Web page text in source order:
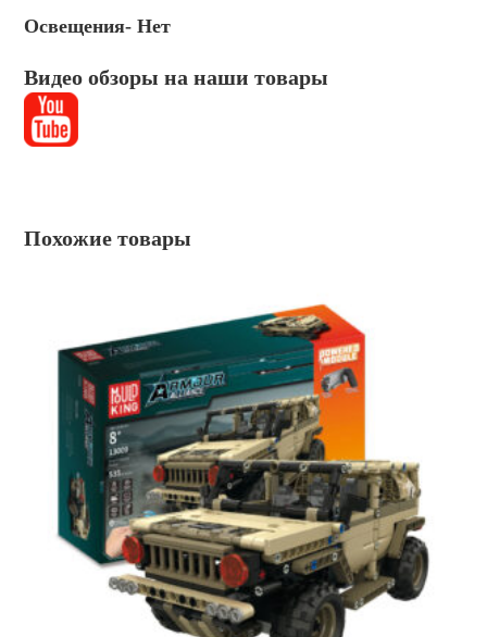
Освещения- Нет
Видео обзоры на наши товары
Похожие товары